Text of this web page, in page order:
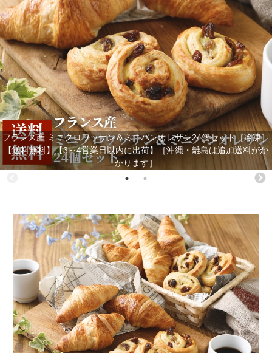
フランス産 ミニクロワッサン＆ミニパンオレザン24個セット［冷凍］
【送料無料】【3～4営業日以内に出荷】［沖縄・離島は追加送料がか
かります］